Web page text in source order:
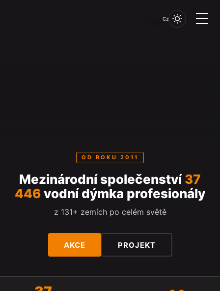
Cz
OD ROKU 2011
Mezinárodní společenství37
446vodní dýmka profesionály
z 131+ zemích po celém světě
AKCE PROJEKT